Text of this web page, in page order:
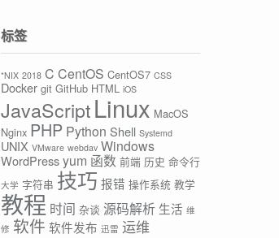
标签
*NIX 2018 C CentOS CentOS7 CSS
Docker git GitHub HTML iOS
JavaScriptLinux MacOS
Nginx PHP Python Shell Systemd
UNIX VMware webdav Windows
WordPressyum 函数 前端 历史 命令行
大学 字符串 技巧 报错 操作系统 教学
教程 时间 杂谈 源码解析 生活 维
修 软件 软件发布 迅雷 运维